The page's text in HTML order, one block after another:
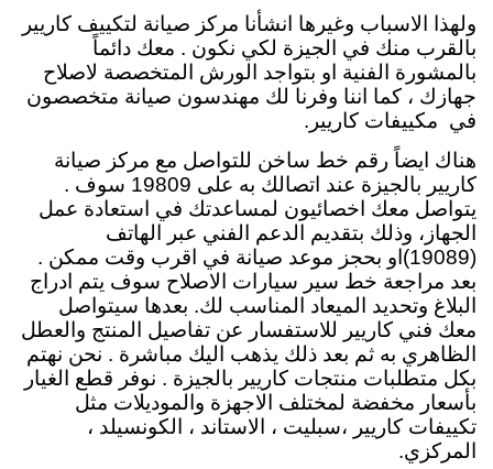
ولهذا الاسباب وغيرها انشأنا مركز صيانة لتكييف كاريير
بالقرب منك في الجيزة لكي نكون . معك دائماً
بالمشورة الفنية او بتواجد الورش المتخصصة لاصلاح
جهازك ، كما اننا وفرنا لك مهندسون صيانة متخصصون
في مكييفات كاريير.
هناك ايضاً رقم خط ساخن للتواصل مع مركز صيانة
كاريير بالجيزة عند اتصالك به على 19809 سوف .
يتواصل معك اخصائيون لمساعدتك في استعادة عمل
الجهاز، وذلك بتقديم الدعم الفني عبر الهاتف
(19089)او بحجز موعد صيانة في اقرب وقت ممكن .
بعد مراجعة خط سير سيارات الاصلاح سوف يتم ادراج
البلاغ وتحديد الميعاد المناسب لك. بعدها سيتواصل
معك فني كاريير للاستفسار عن تفاصيل المنتج والعطل
الظاهري به ثم بعد ذلك يذهب اليك مباشرة . نحن نهتم
بكل متطلبات منتجات كاريير بالجيزة . نوفر قطع الغيار
بأسعار مخفضة لمختلف الاجهزة والموديلات مثل
تكييفات كاريير ،سبليت ، الاستاند ، الكونسيلد ،
المركزي.